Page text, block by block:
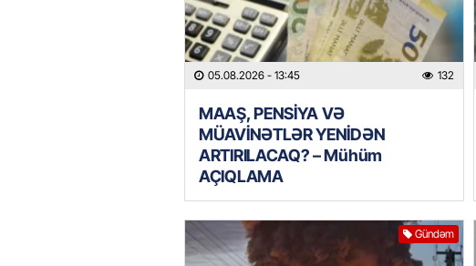
05.08.2026 - 13:45 132
MAAŞ, PENSİYA VƏ
MÜAVİNƏTLƏR YENİDƏN
ARTIRILACAQ? – Mühüm
AÇIQLAMA
Gündəm